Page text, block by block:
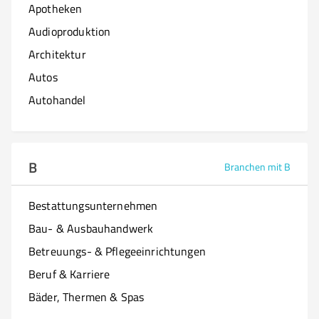
Apotheken
Audioproduktion
Architektur
Autos
Autohandel
B Branchen mit B
Bestattungsunternehmen
Bau- & Ausbauhandwerk
Betreuungs- & Pflegeeinrichtungen
Beruf & Karriere
Bäder, Thermen & Spas